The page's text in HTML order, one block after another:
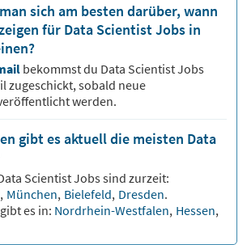
sich am besten darüber, wann
für Data Scientist Jobs in
bekommst du Data ScientistJobs
zugeschickt, sobald neue
werden.
gibt es aktuell die meisten Data
ScientistJobs sind zurzeit:
, München, Bielefeld, Dresden.
es in: Nordrhein-Westfalen, Hessen,